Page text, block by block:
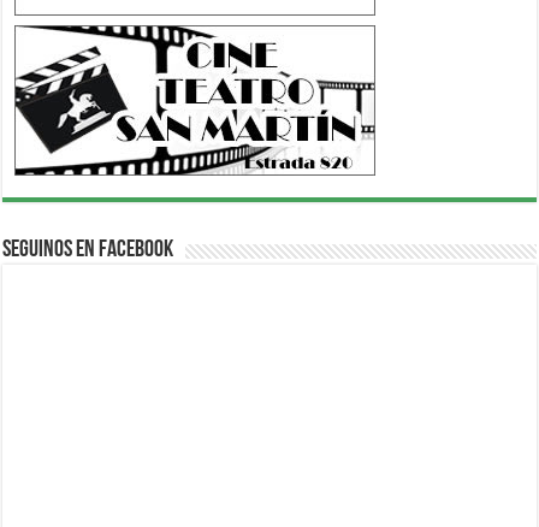
Seguinos en Facebook